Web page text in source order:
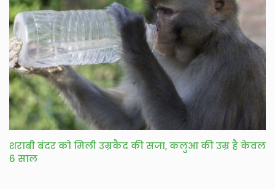
शराबी बंदर को मिली उम्रकैद की सजा, कलुआ की उम्र है केवल
6 साल